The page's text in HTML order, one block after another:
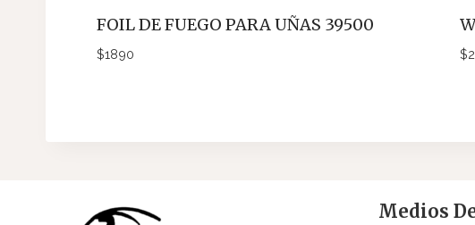
FOIL DE FUEGO PARA UÑAS 39500
$1890 $
Medios